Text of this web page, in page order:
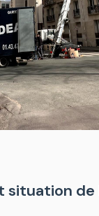
situation de